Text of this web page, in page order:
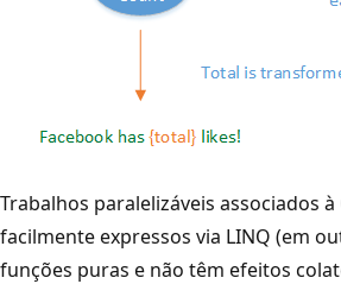
Trabalhos paralelizáveis associados
facilmente expressos via LINQ (em
funções puras e não têm efeitos